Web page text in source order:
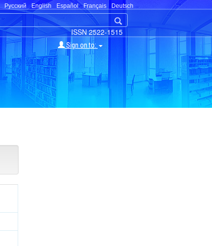
Русский English Español Français Deutsch
ISSN 2522-1515
Sign on to: